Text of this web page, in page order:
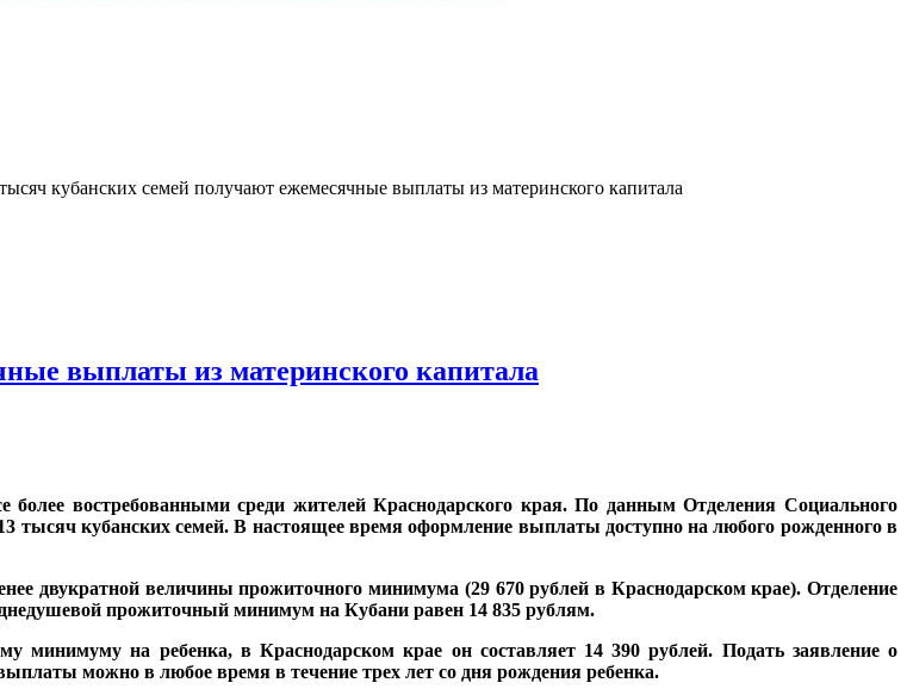
кубанских семей получают ежемесячные выплаты из материнского капитала
выплаты из материнского капитала
более востребованными среди жителей Краснодарского края. По данным Отделения Социального
тысяч кубанских семей. В настоящее время оформление выплаты доступно на любого рожденного в
двукратной величины прожиточного минимума (29 670 рублей в Краснодарском крае). Отделение
прожиточный минимум на Кубани равен 14 835 рублям.
минимуму на ребенка, в Краснодарском крае он составляет 14 390 рублей. Подать заявление о
можно в любое время в течение трех лет со дня рождения ребенка.